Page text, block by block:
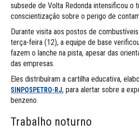
subsede de Volta Redonda intensificou o
conscientização sobre o perigo de
Durante visita aos postos de
terça-feira (12), a equipe de base
fazem o lanche na pista, apesar das
das empresas.
Eles distribuíram a cartilha educativa,
SINPOSPETRO-RJ, para alertar sobre a
benzeno.
Trabalho noturno